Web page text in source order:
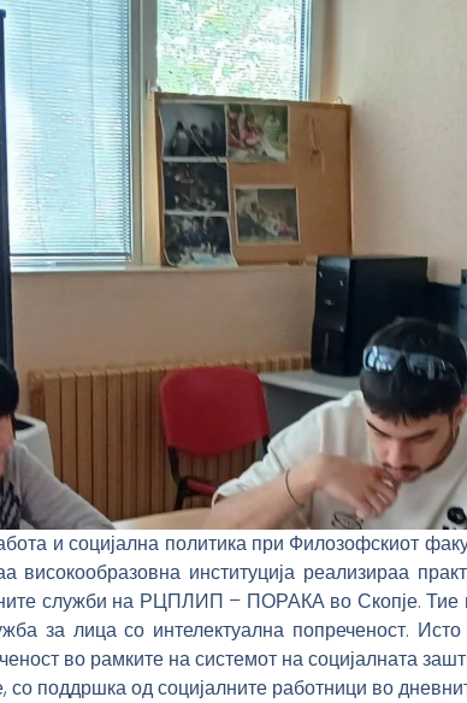
и социјална политика при Филозофскиот
институција реализираа
служби на РЦПЛИП – ПОРАКА во Скопје. Тие
за лица со интелектуална попреченост.
во рамките на системот на социјалната
поддршка од социјалните работници во